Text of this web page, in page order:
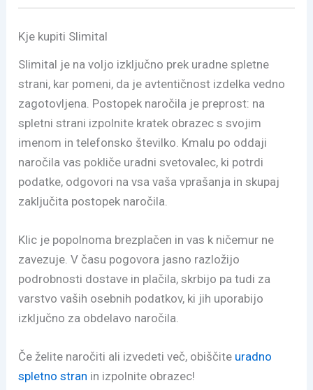
Kje kupiti Slimital
Slimital je na voljo izključno prek uradne spletne
strani, kar pomeni, da je avtentičnost izdelka vedno
zagotovljena. Postopek naročila je preprost: na
spletni strani izpolnite kratek obrazec s svojim
imenom in telefonsko številko. Kmalu po oddaji
naročila vas pokliče uradni svetovalec, ki potrdi
podatke, odgovori na vsa vaša vprašanja in skupaj
zaključita postopek naročila.
Klic je popolnoma brezplačen in vas k ničemur ne
zavezuje. V času pogovora jasno razložijo
podrobnosti dostave in plačila, skrbijo pa tudi za
varstvo vaših osebnih podatkov, ki jih uporabijo
izključno za obdelavo naročila.
Če želite naročiti ali izvedeti več, obiščite uradno
spletno stran in izpolnite obrazec!